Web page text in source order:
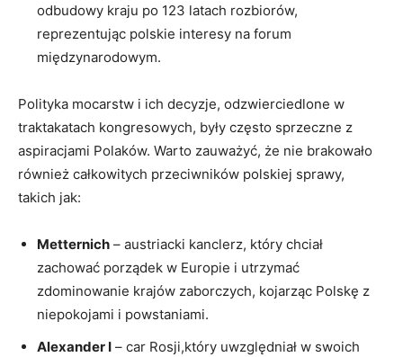
odbudowy kraju po 123 latach rozbiorów,
reprezentując polskie interesy na forum
międzynarodowym.
Polityka mocarstw i ich decyzje, odzwierciedlone w
traktakatach kongresowych, były często sprzeczne z
aspiracjami Polaków. Warto zauważyć, że nie brakowało
również całkowitych przeciwników polskiej sprawy,
takich jak:
Metternich – austriacki kanclerz, który chciał
zachować porządek w Europie i utrzymać
zdominowanie krajów zaborczych, kojarząc Polskę z
niepokojami i powstaniami.
Alexander I – car Rosji,który uwzględniał w swoich